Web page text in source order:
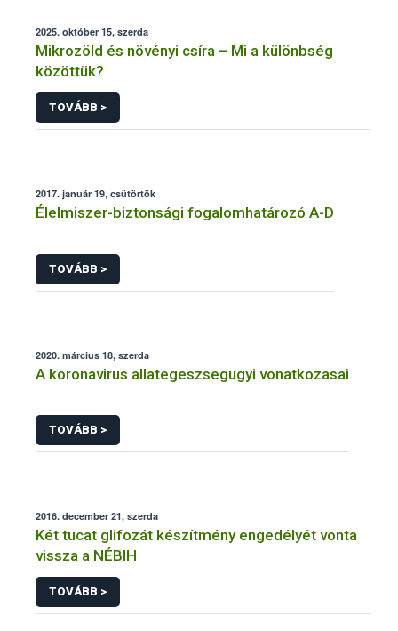
2025. október 15, szerda
Mikrozöld és növényi csíra – Mi a különbség
közöttük?
TOVÁBB >
2017. január 19, csütörtök
Élelmiszer-biztonsági fogalomhatározó A-D
TOVÁBB >
2020. március 18, szerda
A koronavirus allategeszsegugyi vonatkozasai
TOVÁBB >
2016. december 21, szerda
Két tucat glifozát készítmény engedélyét vonta
vissza a NÉBIH
TOVÁBB >